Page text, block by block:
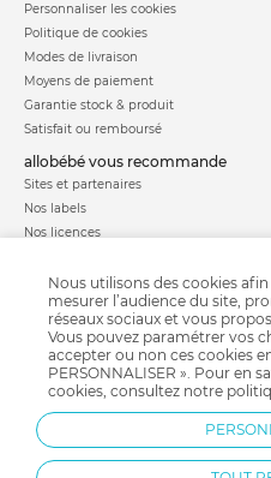
Personnaliser les cookies
Politique de cookies
Modes de livraison
Moyens de paiement
Garantie stock & produit
Satisfait ou remboursé
allobébé vous recommande
Sites et partenaires
Nos labels
Nos licences
Nous utilisons des cookies
mesurer l’audience du site,
réseaux sociaux et vous
Vous pouvez paramétrer vos
accepter ou non ces cookies
PERSONNALISER ». Pour en
cookies, consultez notre